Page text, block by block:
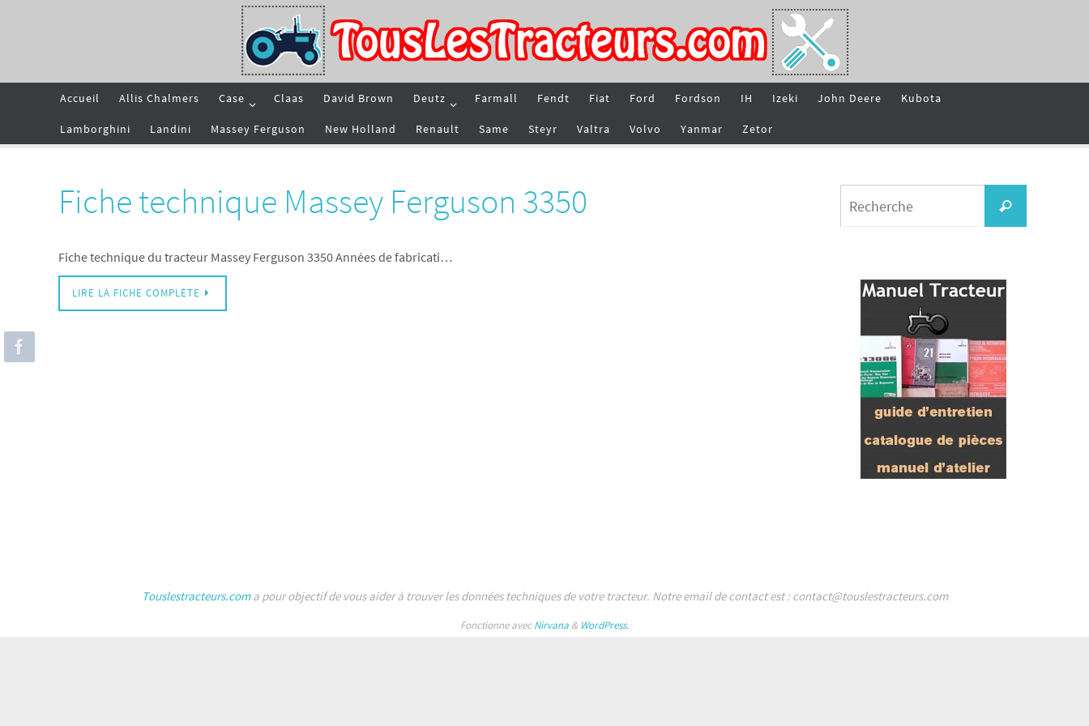
Accueil Allis Chalmers Case Claas David Brown Deutz Farmall Fendt Fiat Ford Fordson IH Izeki John Deere Kubota
Lamborghini Landini Massey Ferguson New Holland Renault Same Steyr Valtra Volvo Yanmar Zetor
Fiche technique Massey Ferguson 3350
Fiche technique du tracteur Massey Ferguson 3350 Années de fabricati…
LIRE LA FICHE COMPLÈTE
Recherche
Touslestracteurs.coma pour objectif de vous aider à trouver les données techniques de votre tracteur. Notre email de contact est : contact@touslestracteurs.com
Fonctionne avecNirvana & WordPress.